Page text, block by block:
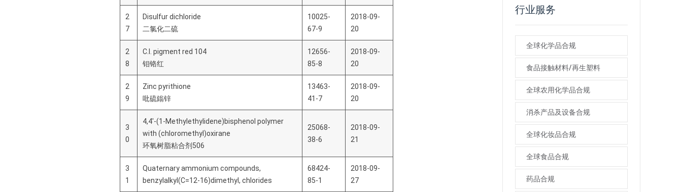
2
7
Disulfur dichloride
二氯化二硫
10025-
67-9
2018-09-
20
2
8
C.I. pigment red 104
钼铬红
12656-
85-8
2018-09-
20
2
9
Zinc pyrithione
吡硫鎓锌
13463-
41-7
2018-09-
20
3
0
4,4'-(1-Methylethylidene)bisphenol polymer
with (chloromethyl)oxirane
环氧树脂粘合剂506
25068-
38-6
2018-09-
21
3
1
Quaternary ammonium compounds,
benzylalkyl(C=12-16)dimethyl, chlorides
68424-
85-1
2018-09-
27
行业服务
全球化学品合规
食品接触材料/再生塑料
全球农用化学品合规
消杀产品及设备合规
全球化妆品合规
全球食品合规
药品合规